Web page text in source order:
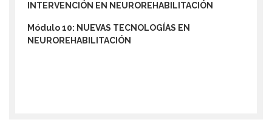
INTERVENCIÓN EN NEUROREHABILITACIÓN
Módulo 10: NUEVAS TECNOLOGÍAS EN
NEUROREHABILITACIÓN